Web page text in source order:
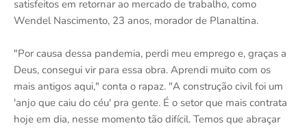
satisfeitos em retornar ao mercado de trabalho, como
Wendel Nascimento, 23 anos, morador de Planaltina.
"Por causa dessa pandemia, perdi meu emprego e, graças a
Deus, consegui vir para essa obra. Aprendi muito com os
mais antigos aqui," conta o rapaz. "A construção civil foi um
'anjo que caiu do céu' pra gente. É o setor que mais contrata
hoje em dia, nesse momento tão difícil. Temos que abraçar